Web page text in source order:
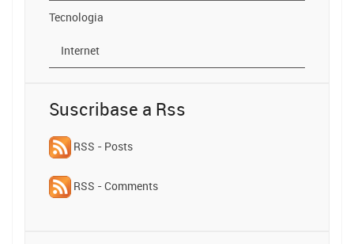
Tecnologia
Internet
Suscribase a Rss
RSS - Posts
RSS - Comments